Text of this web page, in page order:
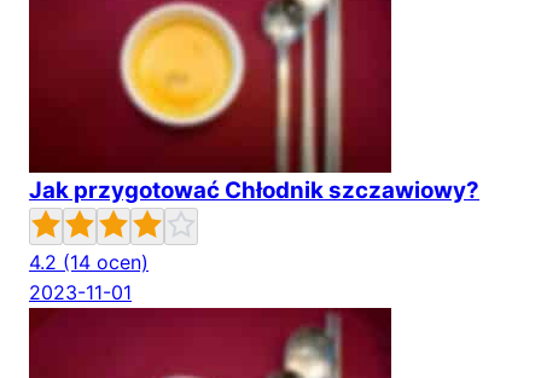
Jak przygotować Chłodnik szczawiowy?
4.2 (14 ocen)
2023-11-01